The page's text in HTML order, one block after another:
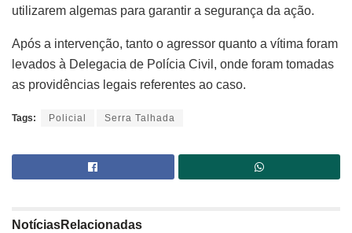
utilizarem algemas para garantir a segurança da ação.
Após a intervenção, tanto o agressor quanto a vítima foram
levados à Delegacia de Polícia Civil, onde foram tomadas
as providências legais referentes ao caso.
Tags: Policial Serra Talhada
NotíciasRelacionadas